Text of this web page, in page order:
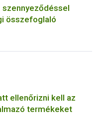
szennyeződéssel
összefoglaló
ellenőrizni kell az
termékeket